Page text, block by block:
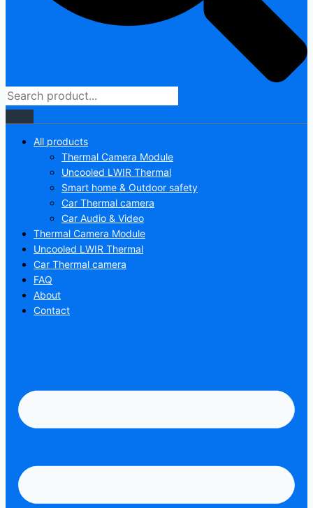
All products
Thermal Camera Module
Uncooled LWIR Thermal
Smart home & Outdoor safety
Car Thermal camera
Car Audio & Video
Thermal Camera Module
Uncooled LWIR Thermal
Car Thermal camera
FAQ
About
Contact